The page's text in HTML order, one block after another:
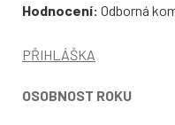
Hodnocení: Odborná
PŘIHLÁŠKA
OSOBNOST ROKU